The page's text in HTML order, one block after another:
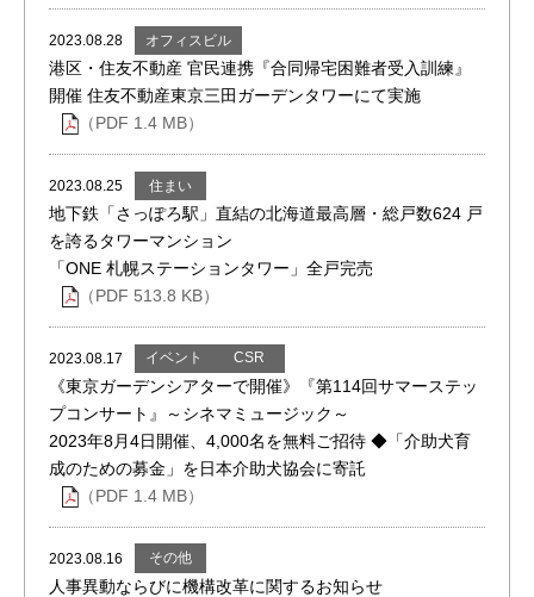
2023.08.28 オフィスビル
港区・住友不動産 官民連携『合同帰宅困難者受入訓練』
開催 住友不動産東京三田ガーデンタワーにて実施
（PDF 1.4 MB）
2023.08.25 住まい
地下鉄「さっぽろ駅」直結の北海道最高層・総戸数624 戸
を誇るタワーマンション
「ONE 札幌ステーションタワー」全戸完売
（PDF 513.8 KB）
2023.08.17 イベント CSR
《東京ガーデンシアターで開催》『第114回サマーステッ
プコンサート』～シネマミュージック～
2023年8月4日開催、4,000名を無料ご招待 ◆「介助犬育
成のための募金」を日本介助犬協会に寄託
（PDF 1.4 MB）
2023.08.16 その他
人事異動ならびに機構改革に関するお知らせ